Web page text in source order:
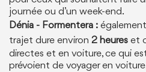
journée ou d’un week-end.
Dénia - Formentera : également
trajet dure environ 2 heures et
directes et en voiture, ce qui
prévoient de voyager en